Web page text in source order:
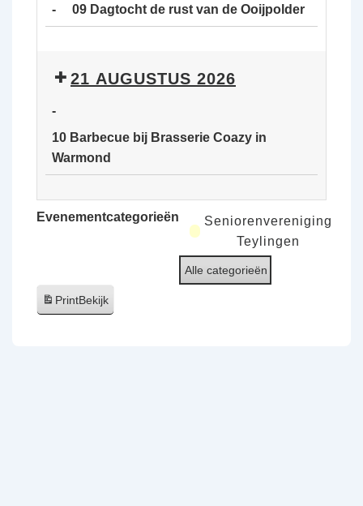
Park
golf
- 09 Dagtocht de rust van de Ooijpolder
de
de
Ooijpolder
21 AUGUSTUS 2026
-
10 Barbecue bij Brasserie Coazy in
Warmond
Barbecue
in
Warmond
Evenementcategorieën
Seniorenvereniging
Teylingen
Alle categorieën
PrintBekijk